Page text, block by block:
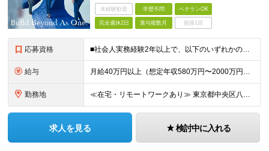
未経験歓迎 学歴不問 ベテランOK
完全週休2日 賞与複数月 面接1回
応募資格 ■社会人実務経験2年以上で、以下のいずれかの経験を満たす方 ・コンサルティングファーム/シンクタンクにおいて、人事領域でのITまたは業務コンサルティング経験 ・SIerとして人事領域の経験 ・人事領域
給与 月給40万円以上（想定年収580万円〜2000万円） ※経験・能力を考慮の上、当社規定により決定します。 ※賞与年2回支給 ※試用期間：原則6ヶ月（試用期間中の労働条件は本採用時と同様） ※残業代は全
勤務地 ≪在宅・リモートワークあり≫ 東京都中央区八重洲二丁目2番1号 東京ミッドタウン八重洲 八重洲セントラルタワー15階 ※プロジェクトによりその他全国、海外あり ※在宅勤務制度、リモートワーク制度あり
求人を見る 検討中に入れる